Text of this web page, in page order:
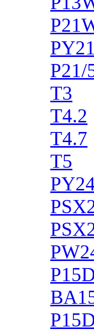
P21/
T3
T4.2
T4.7
T5